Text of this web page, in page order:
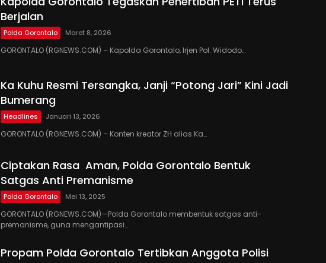
Berjalan
Polda Gorontalo Maret 8, 2026
GORONTALO (RGNEWS.COM) – Kapolda Gorontalo, Irjen Pol. Widodo…
Ka Kuhu Resmi Tersangka, Janji “Potong Jari” Kini Jadi
Bumerang
Headlines Januari 13, 2026
GORONTALO (RGNEWS.COM) – Konten kreator ZH alias Ka…
Ciptakan Rasa Aman, Polda Gorontalo Bentuk
Satgas Anti Premanisme
Polda Gorontalo Mei 13, 2025
GORONTALO (RGNEWS.COM)—Polda Gorontalo membentuk satgas anti-
premanisme, guna mengantipasi…
Propam Polda Gorontalo Tertibkan Anggota Polisi